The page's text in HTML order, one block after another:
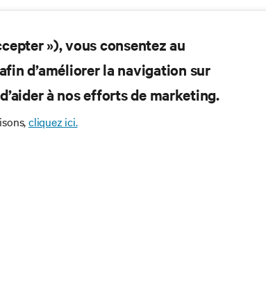
»), vous consentez au
d’améliorer la navigation sur
à nos efforts de marketing.
cliquez ici.